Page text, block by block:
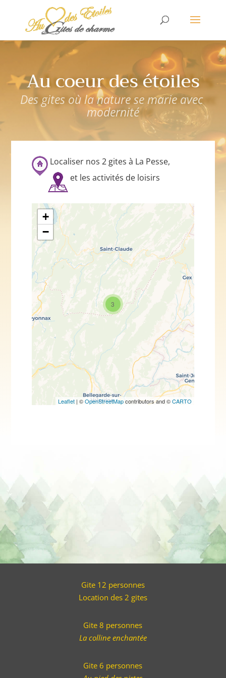
Au coeur des étoiles
Des gites où la nature se marie avec
modernité
Localiser nos 2 gites à La Pesse,
et les activités de loisirs
Travelers' Map is loading...
If you see this after your page
is loaded completely,
leafletJS files are missing.
3
+
−
Leaflet | ©OpenStreetMapcontributors and ©CARTO
Gite 12 personnes
Location des 2 gites
Gite 8 personnes
La colline enchantée
Gite 6 personnes